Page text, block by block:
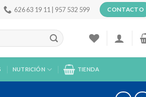
626 63 19 11 | 957 532 599 CONTACTO
NUTRICIÓN TIENDA